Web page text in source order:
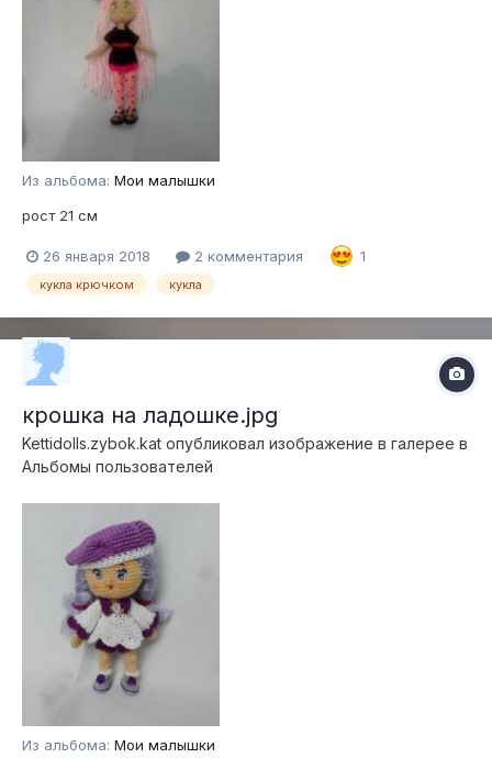
Из альбома: Мои малышки
рост 21 см
26 января 2018 2 комментария 1
кукла крючком кукла
крошка на ладошке.jpg
Kettidolls.zybok.kat опубликовал изображение в галерее в
Альбомы пользователей
Из альбома: Мои малышки